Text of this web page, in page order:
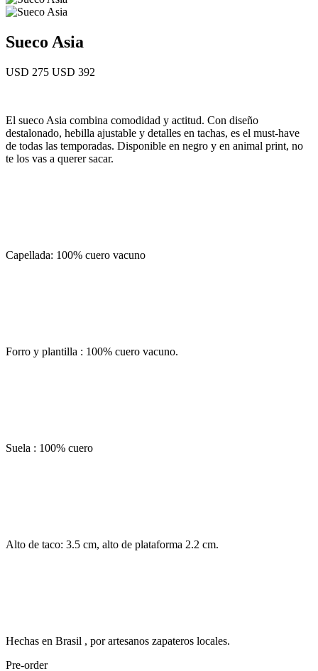
Sueco Asia
USD 275 USD 392
El sueco Asia combina comodidad y actitud. Con diseño
destalonado, hebilla ajustable y detalles en tachas, es el must-have
de todas las temporadas. Disponible en negro y en animal print, no
te los vas a querer sacar.
Capellada: 100% cuero vacuno
Forro y plantilla : 100% cuero vacuno.
Suela : 100% cuero
Alto de taco: 3.5 cm, alto de plataforma 2.2 cm.
Hechas en Brasil , por artesanos zapateros locales.
Pre-order